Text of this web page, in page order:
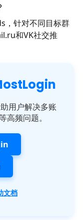
，针对不同目标群
和VK社交推
用户解决多账
高频问题。
文档